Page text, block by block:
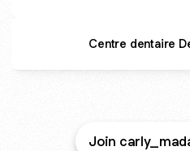
Centre dentaire
Join